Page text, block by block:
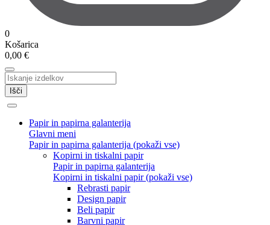
0
Košarica
0,00 €
Išči
Papir in papirna galanterija
Glavni meni
Papir in papirna galanterija (pokaži vse)
Kopirni in tiskalni papir
Papir in papirna galanterija
Kopirni in tiskalni papir (pokaži vse)
Rebrasti papir
Design papir
Beli papir
Barvni papir